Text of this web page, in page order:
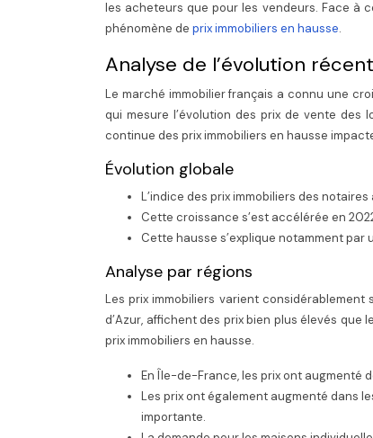
les acheteurs que pour les vendeurs. Face à
phénomène de prix immobiliers en hausse.
Analyse de l’évolution
Le marché immobilier français a connu une
qui mesure l’évolution des prix de vente
continue des prix immobiliers en hausse
Évolution globale
L’indice des prix immobiliers des
Cette croissance s’est accélérée en
Cette hausse s’explique notamment
Analyse par régions
Les prix immobiliers varient
d’Azur, affichent des prix bien plus élevés
prix immobiliers en hausse.
En Île-de-France, les prix ont augmenté
Les prix ont également augmenté dans
importante.